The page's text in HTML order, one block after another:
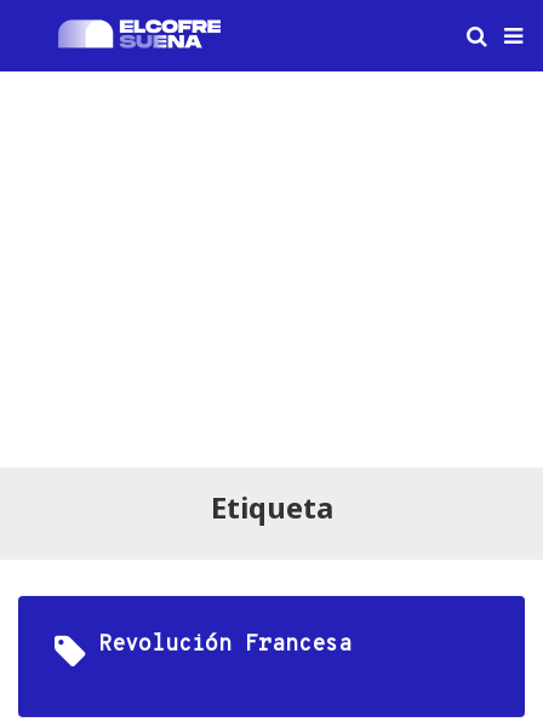
Etiqueta
Revolución Francesa